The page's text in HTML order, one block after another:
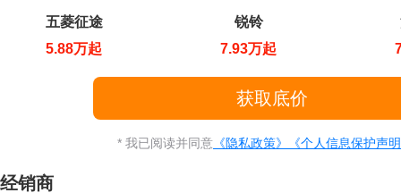
五菱征途
5.88万起
锐铃
7.93万起
* 我已阅读并同意 《隐私政策》 《个人信息保护声
经销商